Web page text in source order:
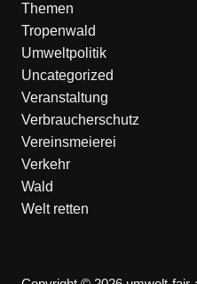
Themen
Tropenwald
Umweltpolitik
Uncategorized
Veranstaltung
Verbraucherschutz
Vereinsmeierei
Verkehr
Wald
Welt retten